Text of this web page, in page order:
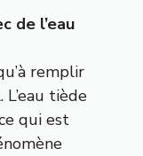
de l’eau
remplir
tiède
qui est